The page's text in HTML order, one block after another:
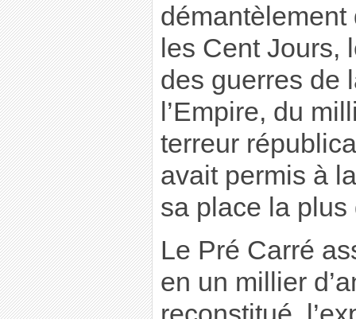
les Cent Jours,
des guerres de
l’Empire, du
terreur
avait permis à
sa place la
Le Pré Carré
en un millier